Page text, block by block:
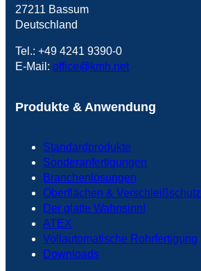
27211 Bassum
Deutschland
Tel.: +49 4241 9390-0
E-Mail:office@kmh.net
Produkte & Anwendung
Standardprodukte
Sonderanfertigungen
Branchenlösungen
Oberflächen & Verschleißschutz
Der glatte Wahnsinn!
ATEX
Vollautomatische Rohrfertigung
Downloads